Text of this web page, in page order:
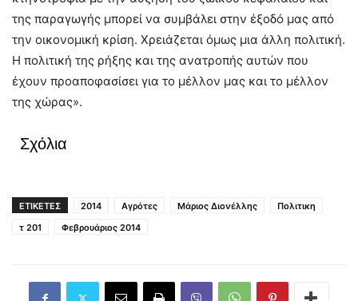
της παραγωγής μπορεί να συμβάλει στην έξοδό μας από
την οικονομική κρίση. Χρειάζεται όμως μια άλλη πολιτική.
Η πολιτική της ρήξης και της ανατροπής αυτών που
έχουν προαποφασίσει για το μέλλον μας και το μέλλον
της χώρας».
Σχόλια
ΕΤΙΚΕΤΕΣ 2014 Αγρότες Μάριος Διονέλλης
Πολιτικη
τ 201
Φεβρουάριος 2014